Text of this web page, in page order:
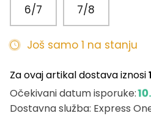
6/7 7/8
Još samo 1 na stanju
Za ovaj artikal dostava iznosi
Očekivani datum isporuke:
Dostavna služba: Express